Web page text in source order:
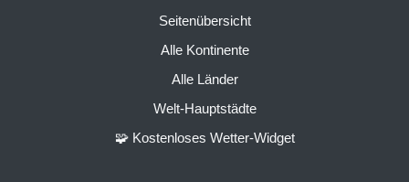
Seitenübersicht
Alle Kontinente
Alle Länder
Welt-Hauptstädte
🧩 Kostenloses Wetter-Widget